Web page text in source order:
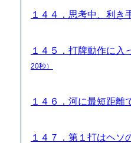
１４４．思考中、利
１４５．打牌動作に
20秒）
１４６．河に最短距
１４７．第１打はヘソ